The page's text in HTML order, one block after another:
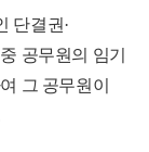
단결권·
공무원의 임기
그 공무원이